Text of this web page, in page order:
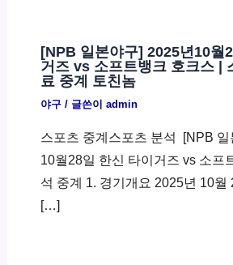
[NPB 일본야구] 2025년10월
거즈 vs 소프트뱅크 호크스 |
료 중계 토친놈
야구/ 글쓴이 admin
스포츠 중계스포츠 분석 ​ [NPB
10월28일 한신 타이거즈 vs 소프
석 중계 1. 경기개요 2025년 10월
[…]